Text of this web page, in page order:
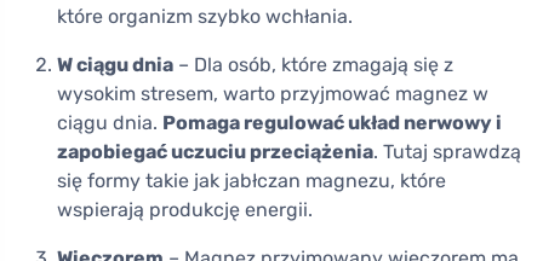
które organizm szybko wchłania.
W ciągu dnia – Dla osób, które zmagają się z
wysokim stresem, warto przyjmować magnez w
ciągu dnia. Pomaga regulować układ nerwowy i
zapobiegać uczuciu przeciążenia. Tutaj sprawdzą
się formy takie jak jabłczan magnezu, które
wspierają produkcję energii.